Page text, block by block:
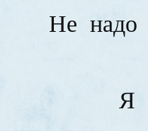
Не надо
Я